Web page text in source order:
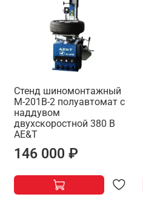
Стенд шиномонтажный
M-201B-2 полуавтомат с
наддувом
двухскоростной 380 В
AE&T
146 000 ₽